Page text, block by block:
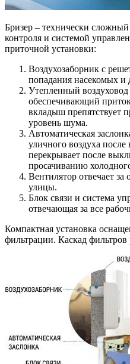
Бризер – технически
контроля и системой
приточной установки:
Воздухозаборник с
попадания насекомых и
Утепленный
обеспечивающий
вкладыш препятствует
уровень шума.
Автоматическая
уличного воздуха
перекрывает после
просачиванию
Вентилятор отвечает за
улицы.
Блок связи и система
отвечающая за все
Компактная установка
фильтрации. Каскад фильтров